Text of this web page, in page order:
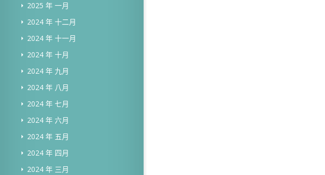
2025 年 一月
2024 年 十二月
2024 年 十一月
2024 年 十月
2024 年 九月
2024 年 八月
2024 年 七月
2024 年 六月
2024 年 五月
2024 年 四月
2024 年 三月